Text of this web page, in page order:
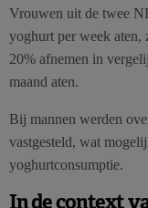
Vrouwen uit de twee
yoghurt per week aten,
20% afnemen in
maand aten.
Bij mannen werden
vastgesteld, wat
yoghurtconsumptie.
In de context